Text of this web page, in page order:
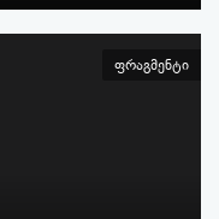
ფრაგმენტი